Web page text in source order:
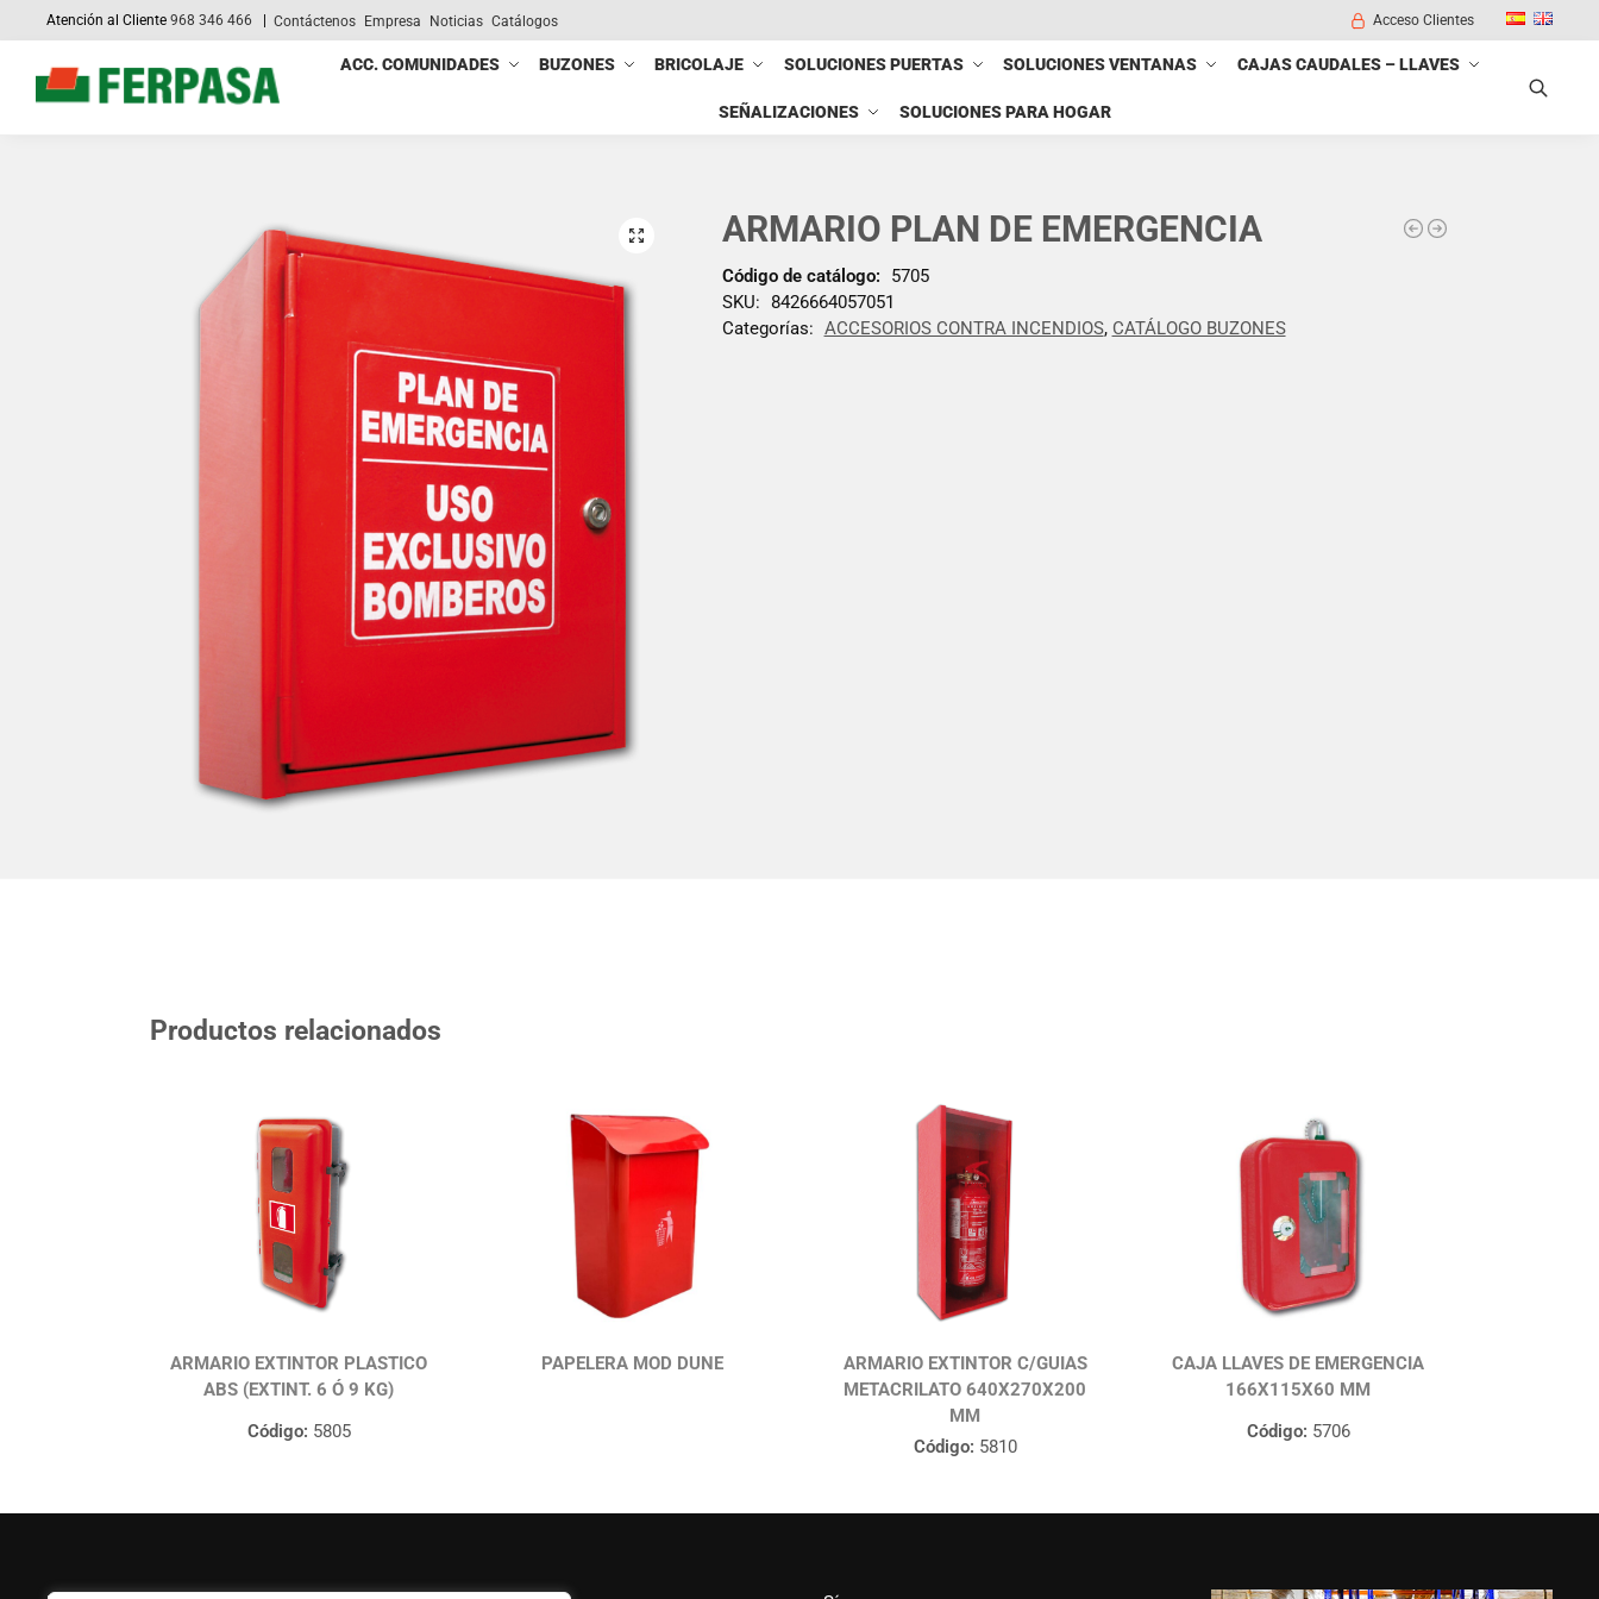
Atención al Cliente968 346 466 Contáctenos Empresa Noticias Catálogos Acceso Clientes
ACC. COMUNIDADES BUZONES BRICOLAJE SOLUCIONES PUERTAS SOLUCIONES VENTANAS CAJAS CAUDALES – LLAVES
SEÑALIZACIONES SOLUCIONES PARA HOGAR
Search
ARMARIO PLAN DE EMERGENCIA
Código de catálogo:
5705
SKU: 8426664057051
Categorías: ACCESORIOS CONTRA INCENDIOS, CATÁLOGO BUZONES
Productos relacionados
ARMARIO EXTINTOR PLASTICO
ABS (EXTINT. 6 Ó 9 KG)
Código: 5805
PAPELERA MOD DUNE
ARMARIO EXTINTOR C/GUIAS
METACRILATO 640X270X200
MM
Código: 5810
CAJA LLAVES DE EMERGENCIA
166X115X60 MM
Código: 5706